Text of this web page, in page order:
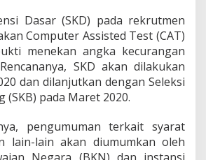
Dasar (SKD) pada rekrutmen
Computer Assisted Test (CAT)
menekan angka kecurangan
SKD akan dilakukan
dan dilanjutkan dengan Seleksi
(SKB) pada Maret 2020.
pengumuman terkait syarat
lain-lain akan diumumkan oleh